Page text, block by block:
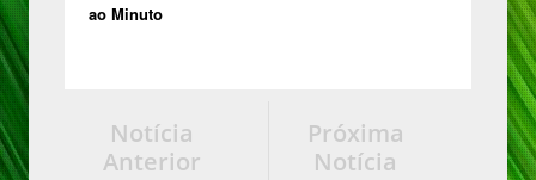
ao Minuto
Próxima
Notícia
Notícia
Anterior